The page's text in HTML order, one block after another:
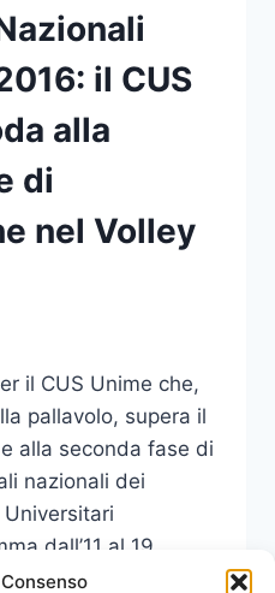
il CUS
alla
di
nel Volley
il CUS Unime che,
pallavolo, supera il
alla seconda fase di
nazionali dei
dall’11 al 19
e Reggio Emilia.